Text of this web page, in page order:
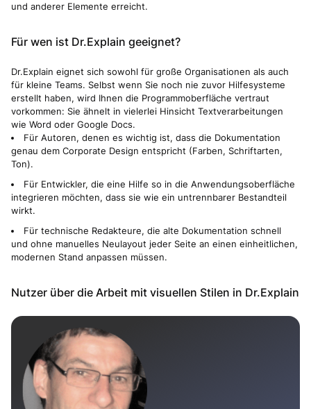
und anderer Elemente erreicht.
Für wen ist Dr.Explain geeignet?
Dr.Explain eignet sich sowohl für große Organisationen als auch
für kleine Teams. Selbst wenn Sie noch nie zuvor Hilfesysteme
erstellt haben, wird Ihnen die Programmoberfläche vertraut
vorkommen: Sie ähnelt in vielerlei Hinsicht Textverarbeitungen
wie Word oder Google Docs.
Für Autoren, denen es wichtig ist, dass die Dokumentation
genau dem Corporate Design entspricht (Farben, Schriftarten,
Ton).
Für Entwickler, die eine Hilfe so in die Anwendungsoberfläche
integrieren möchten, dass sie wie ein untrennbarer Bestandteil
wirkt.
Für technische Redakteure, die alte Dokumentation schnell
und ohne manuelles Neulayout jeder Seite an einen einheitlichen,
modernen Stand anpassen müssen.
Nutzer über die Arbeit mit visuellen Stilen in Dr.Explain